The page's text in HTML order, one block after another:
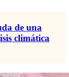
de una
climática